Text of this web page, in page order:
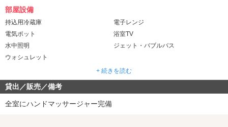
部屋設備
持込用冷蔵庫
電子レンジ
電気ポット
浴室TV
水中照明
ジェット・バブルバス
ウォシュレット
VOD
Wi-Fi
+ 続きを読む
貸出／販売／備考
全室にハンドマッサージャー完備